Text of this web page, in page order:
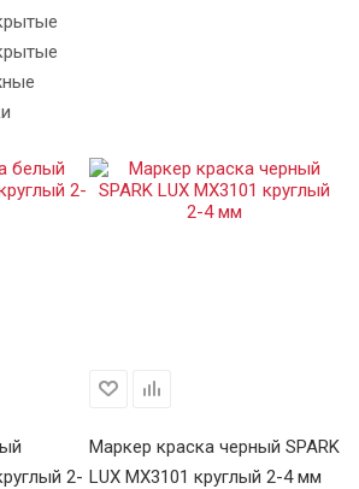
2-
Маркер краска черный SPARK
LUX MX3101 круглый 2-4 мм